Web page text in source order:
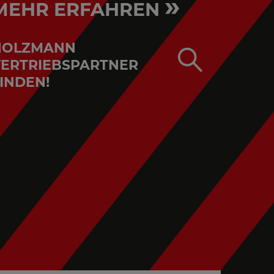
ERFAHREN »